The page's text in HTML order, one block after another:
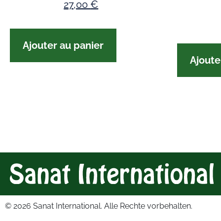
27,00€
Ajouter au panier
© 2026 Sanat International. Alle Rechte vorbehalten.